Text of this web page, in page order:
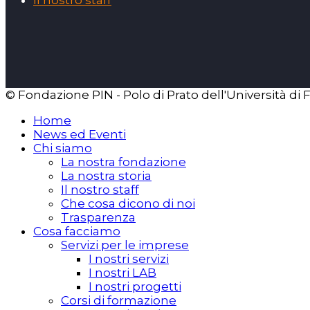
© Fondazione PIN - Polo di Prato dell'Università di
Home
News ed Eventi
Chi siamo
La nostra fondazione
La nostra storia
Il nostro staff
Che cosa dicono di noi
Trasparenza
Cosa facciamo
Servizi per le imprese
I nostri servizi
I nostri LAB
I nostri progetti
Corsi di formazione